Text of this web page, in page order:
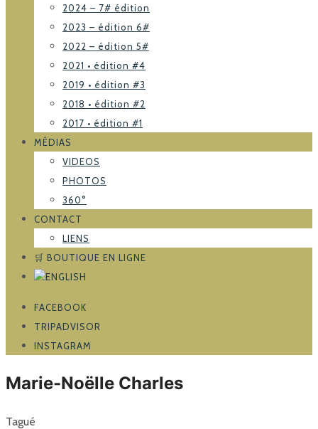
2024 – 7# édition
2023 – édition 6#
2022 – édition 5#
2021 • édition #4
2019 • édition #3
2018 • édition #2
2017 • édition #1
MÉDIAS
VIDEOS
PHOTOS
360°
CONTACT
LIENS
🛒 BOUTIQUE EN LIGNE
FACEBOOK
TRIPADVISOR
INSTAGRAM
Marie-Noëlle Charles
Tagué